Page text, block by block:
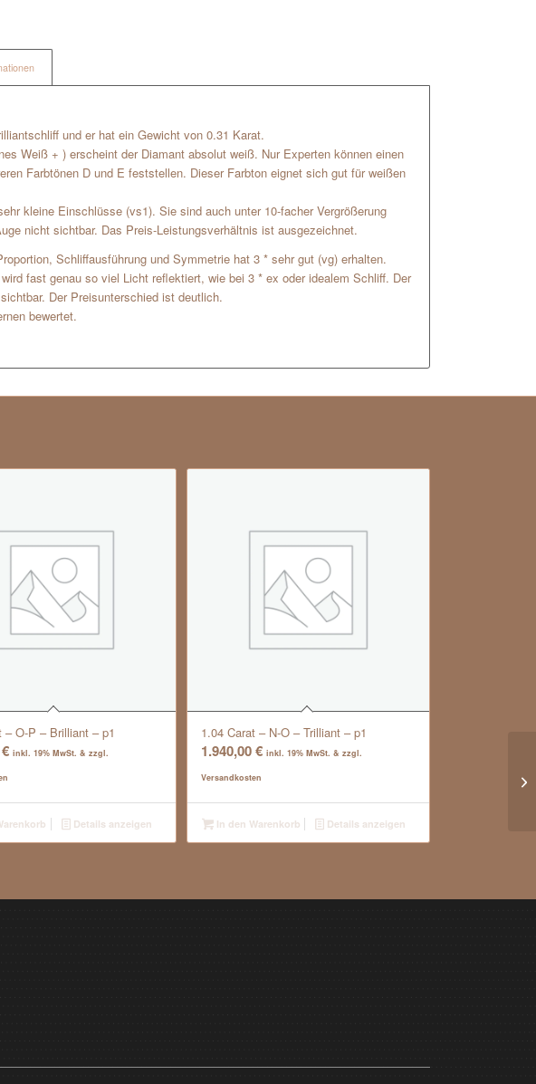
und er hat ein Gewicht von 0.31 Karat.
Weiß + ) erscheint der Diamant absolut weiß. Nur Experten können einen
Farbtönen D und E feststellen. Dieser Farbton eignet sich gut für weißen
kleine Einschlüsse (vs1). Sie sind auch unter 10-facher Vergrößerung
nicht sichtbar. Das Preis-Leistungsverhältnis ist ausgezeichnet.
Schliffausführung und Symmetrie hat 3 * sehr gut (vg) erhalten.
fast genau so viel Licht reflektiert, wie bei 3 * ex oder idealem Schliff. Der
Der Preisunterschied ist deutlich.
bewertet.
– O-P – Brilliant – p1
€ inkl. 19% MwSt. & zzgl.
Details anzeigen
1.04 Carat – N-O – Trilliant – p1
1.940,00€ inkl. 19% MwSt. & zzgl.
Versandkosten
In den Warenkorb Details anzeigen